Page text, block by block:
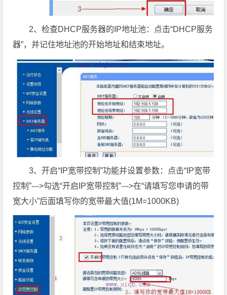
2、检查DHCP服务器的IP地址池：点击“DHCP服务
器”，并记住地址池的开始地址和结束地址。
3、开启“IP宽带控制”功能并设置参数：点击“IP宽带
控制”--->勾选“开启IP宽带控制”--->在“请填写您申请的带
宽大小”后面填写你的宽带最大值(1M=1000KB)